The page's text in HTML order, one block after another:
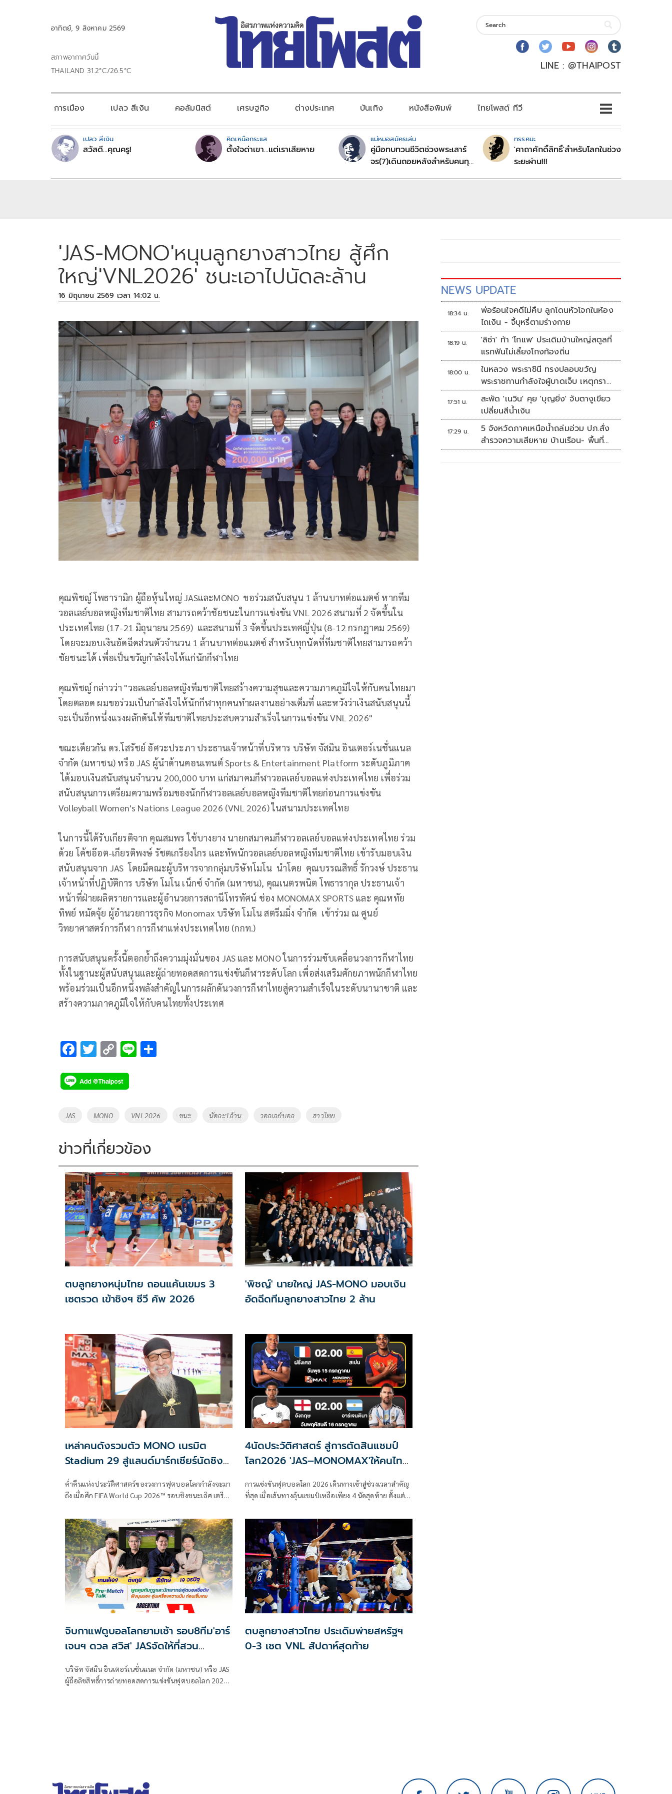
อาทิตย์, 9 สิงหาคม 2569
สภาพอากาศวันนี้
THAILAND 31.2°C/26.5°C
LINE : @THAIPOST
การเมือง เปลว สีเงิน คอลัมนิสต์ เศรษฐกิจ ต่างประเทศ บันเทิง หนังสือพิมพ์ ไทยโพสต์ ทีวี
เปลว สีเงิน
สวัสดี...คุณครู!
คิดเหนือกระแส
ตั้งใจด่าเขา...แต่เราเสียหาย
แม่หมอสมัครเล่น
คู่มือทบทวนชีวิตช่วงพระเสาร์
จร(7)เดินถอยหลังสำหรับคนทุก
ทรรศนะ
'คาถาศักดิ์สิทธิ์'สำหรับโลกในช่วง
ระยะผ่าน!!!
'JAS-MONO'หนุนลูกยางสาวไทย สู้ศึก
ใหญ่'VNL2026' ชนะเอาไปนัดละล้าน
16 มิถุนายน 2569 เวลา 14:02 น.
คุณพิชญ์ โพธารามิก ผู้ถือหุ้นใหญ่ JASและMONO ขอร่วมสนับสนุน 1 ล้านบาทต่อแมตซ์ หากทีม
วอลเลย์บอลหญิงทีมชาติไทย สามารถคว้าชัยชนะในการแข่งขัน VNL 2026 สนามที่ 2 จัดขึ้นใน
ประเทศไทย (17-21 มิถุนายน 2569) และสนามที่ 3 จัดขึ้นประเทศญี่ปุ่น (8-12 กรกฎาคม 2569)
โดยจะมอบเงินอัดฉีดส่วนตัวจำนวน 1 ล้านบาทต่อแมตซ์ สำหรับทุกนัดที่ทีมชาติไทยสามารถคว้า
ชัยชนะได้ เพื่อเป็นขวัญกำลังใจให้แก่นักกีฬาไทย
คุณพิชญ์ กล่าวว่า "วอลเลย์บอลหญิงทีมชาติไทยสร้างความสุขและความภาคภูมิใจให้กับคนไทยมา
โดยตลอด ผมขอร่วมเป็นกำลังใจให้นักกีฬาทุกคนทำผลงานอย่างเต็มที่ และหวังว่าเงินสนับสนุนนี้
จะเป็นอีกหนึ่งแรงผลักดันให้ทีมชาติไทยประสบความสำเร็จในการแข่งขัน VNL 2026"
ขณะเดียวกัน ดร.โสรัชย์ อัศวะประภา ประธานเจ้าหน้าที่บริหาร บริษัท จัสมิน อินเตอร์เนชั่นแนล
จำกัด (มหาชน) หรือ JAS ผู้นำด้านคอนเทนต์ Sports & Entertainment Platform ระดับภูมิภาค
ได้มอบเงินสนับสนุนจำนวน 200,000 บาท แก่สมาคมกีฬาวอลเลย์บอลแห่งประเทศไทย เพื่อร่วม
สนับสนุนการเตรียมความพร้อมของนักกีฬาวอลเลย์บอลหญิงทีมชาติไทยก่อนการแข่งขัน
Volleyball Women's Nations League 2026 (VNL 2026) ในสนามประเทศไทย
ในการนี้ได้รับเกียรติจาก คุณสมพร ใช้บางยาง นายกสมาคมกีฬาวอลเลย์บอลแห่งประเทศไทย ร่วม
ด้วย โค้ชอ๊อต-เกียรติพงษ์ รัชตเกรียงไกร และทัพนักวอลเลย์บอลหญิงทีมชาติไทย เข้ารับมอบเงิน
สนับสนุนจาก JAS โดยมีคณะผู้บริหารจากกลุ่มบริษัทโมโน นำโดย คุณบรรณสิทธิ์ รักวงษ์ ประธาน
เจ้าหน้าที่ปฏิบัติการ บริษัท โมโน เน็กซ์ จำกัด (มหาชน), คุณเนตรพนิต โพธารากุล ประธานเจ้า
หน้าที่ฝ่ายผลิตรายการและผู้อำนวยการสถานีโทรทัศน์ ช่อง MONOMAX SPORTS และ คุณหทัย
ทิพย์ หมัดจุ้ย ผู้อำนวยการธุรกิจ Monomax บริษัท โมโน สตรีมมิ่ง จำกัด เข้าร่วม ณ ศูนย์
วิทยาศาสตร์การกีฬา การกีฬาแห่งประเทศไทย (กกท.)
การสนับสนุนครั้งนี้ตอกย้ำถึงความมุ่งมั่นของ JAS และ MONO ในการร่วมขับเคลื่อนวงการกีฬาไทย
ทั้งในฐานะผู้สนับสนุนและผู้ถ่ายทอดสดการแข่งขันกีฬาระดับโลก เพื่อส่งเสริมศักยภาพนักกีฬาไทย
พร้อมร่วมเป็นอีกหนึ่งพลังสำคัญในการผลักดันวงการกีฬาไทยสู่ความสำเร็จในระดับนานาชาติ และ
สร้างความภาคภูมิใจให้กับคนไทยทั้งประเทศ
F
e
b
k
T
tt
er
C
p
y
k
Li
Tags
JAS MONO VNL2026 ชนะ นัดละ1ล้าน วอลเลย์บอล สาวไทย
ข่าวที่เกี่ยวข้อง
ตบลูกยางหนุ่มไทย ถอนแค้นเขมร 3
เซตรวด เข้าชิงฯ ซีวี คัพ 2026
'พิชญ์' นายใหญ่ JAS-MONO มอบเงิน
อัดฉีดทีมลูกยางสาวไทย 2 ล้าน
เหล่าคนดังรวมตัว MONO เนรมิต
Stadium 29 สู่แลนด์มาร์กเชียร์นัดชิง
บอลโลก
ค่ำคืนแห่งประวัติศาสตร์ของวงการฟุตบอลโลกกำลังจะมา
ถึง เมื่อศึก FIFA World Cup 2026™ รอบชิงชนะเลิศ เตรียม
ประเทศไทยกำลังจะมีแลนด์มาร์กแห่งใหม่ของการเชียร์
ฟุตบอลโลก
4นัดประวัติศาสตร์ สู่การตัดสินแชมป์
โลก2026 'JAS–MONOMAX'ให้คนไทย
การแข่งขันฟุตบอลโลก 2026 เดินทางเข้าสู่ช่วงเวลาสำคัญ
ที่สุด เมื่อเส้นทางลุ้นแชมป์เหลือเพียง 4 นัดสุดท้าย ตั้งแต่
ตัดสินว่าชาติใดจะก้าวขึ้นครองบัลลังก์ลูกหนังโลก บริษัท
จัสมิน อินเตอร์เนชั่นแนล จำกัด (มหาชน) หรือ JAS ผู้ถือ
ลิขสิทธิ์การถ่ายทอดสดการแข่งขันฟุตบอลโลก 2026 (FIFA
World Cup 2026™) แบบเอ็กซ์คลูซีฟใน
จิบกาแฟดูบอลโลกยามเช้า รอบ8ทีม'อาร์
เจนฯ ดวล สวิส' JASจัดให้ที่สวน
บริษัท จัสมิน อินเตอร์เนชั่นแนล จำกัด (มหาชน) หรือ JAS
ผู้ถือลิขสิทธิ์การถ่ายทอดสดการแข่งขันฟุตบอลโลก 2026
และไลฟ์สไตล์สำหรับทุกคน ในวันอาทิตย์ที่ 12 กรกฎาคม
ตบลูกยางสาวไทย ประเดิมพ่ายสหรัฐฯ
0-3 เซต VNL สัปดาห์สุดท้าย
NEWS UPDATE
18:34 น.
พ่อร้อนใจคดีไม่คืบ ลูกโดนหัวโจกในห้อง
ไถเงิน - จี้บุหรี่ตามร่างกาย
18:19 น.
'ลิซ่า' ท้า 'โกแพ' ประเดิมบ้านใหญ่สตูลที่
แรกฟันไม่เลี้ยงโกงท้องถิ่น
18:00 น.
ในหลวง พระราชินี ทรงปลอบขวัญ
พระราชทานกำลังใจผู้บาดเจ็บ เหตุกราด
ยิง รร.เทพศิรินทร์นนทบุรี
17:51 น.
สะพัด 'เนวิน' คุย 'บุญยิ่ง' จับตางูเขียว
เปลี่ยนสีน้ำเงิน
17:29 น.
5 จังหวัดภาคเหนือน้ำถล่มอ่วม ปภ.สั่ง
สำรวจความเสียหาย บ้านเรือน- พื้นที่
เกษตร